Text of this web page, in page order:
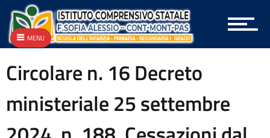
Archivio Bandi e Gare
Archivio Circolari A.T.A.
Archivio Circolari Docenti
Archivio NEWS Vecchio
Archivio P.T.O.F.
Archivio vecchie Graduatorie
Archivio vecchio PON
Area docenti
Circolare n. 16 Decreto
ministeriale 25 settembre
MENU